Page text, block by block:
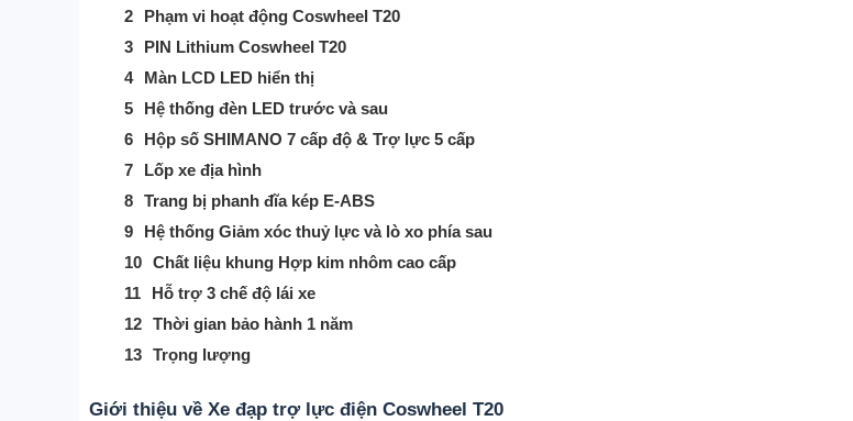
Tất cả sản phẩm
Xe lăn điện
Xe xuồng, xe điện trẻ em
Xe điện Scooter SealUP
Phạm vi hoạt động Coswheel T20
PIN Lithium Coswheel T20
Màn LCD LED hiển thị
Hệ thống đèn LED trước và sau
Hộp số SHIMANO 7 cấp độ & Trợ lực 5 cấp
Lốp xe địa hình
Trang bị phanh đĩa kép E-ABS
Hệ thống Giảm xóc thuỷ lực và lò xo phía sau
Chất liệu khung Hợp kim nhôm cao cấp
Hỗ trợ 3 chế độ lái xe
Thời gian bảo hành 1 năm
Trọng lượng
Giới thiệu về Xe đạp trợ lực điện Coswheel T20